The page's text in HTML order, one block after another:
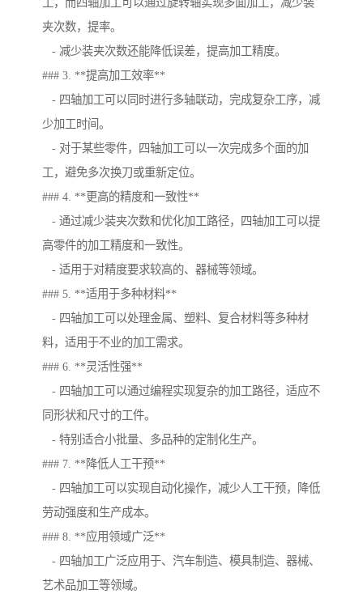
工，而四轴加工可以通过旋转轴实现多面加工，减少装
夹次数，提率。
- 减少装夹次数还能降低误差，提高加工精度。
### 3. **提高加工效率**
- 四轴加工可以同时进行多轴联动，完成复杂工序，减
少加工时间。
- 对于某些零件，四轴加工可以一次完成多个面的加
工，避免多次换刀或重新定位。
### 4. **更高的精度和一致性**
- 通过减少装夹次数和优化加工路径，四轴加工可以提
高零件的加工精度和一致性。
- 适用于对精度要求较高的、器械等领域。
### 5. **适用于多种材料**
- 四轴加工可以处理金属、塑料、复合材料等多种材
料，适用于不业的加工需求。
### 6. **灵活性强**
- 四轴加工可以通过编程实现复杂的加工路径，适应不
同形状和尺寸的工件。
- 特别适合小批量、多品种的定制化生产。
### 7. **降低人工干预**
- 四轴加工可以实现自动化操作，减少人工干预，降低
劳动强度和生产成本。
### 8. **应用领域广泛**
- 四轴加工广泛应用于、汽车制造、模具制造、器械、
艺术品加工等领域。